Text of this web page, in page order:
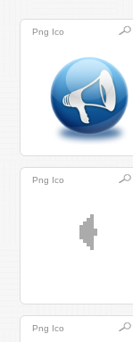
Png Ico
Png Ico
Png Ico